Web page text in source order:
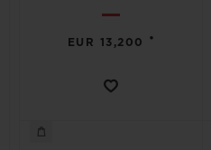
EUR 13,200 •